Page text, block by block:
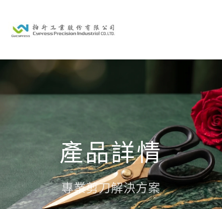
產品詳情
專業剪刀解決方案